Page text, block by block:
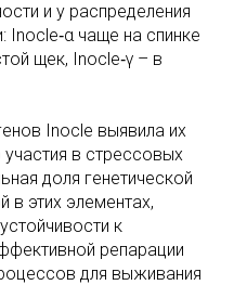
и у распределения
Inocle‑α чаще на спинке
щек, Inocle‑γ – в
Inocle выявила их
в стрессовых
доля генетической
в этих элементах,
к
репарации
для выживания